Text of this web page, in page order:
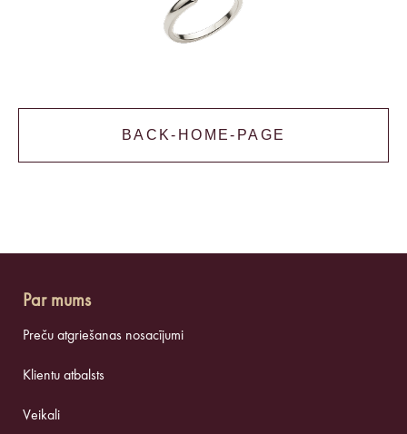
BACK-HOME-PAGE
Par mums
Preču atgriešanas nosacījumi
Klientu atbalsts
Veikali